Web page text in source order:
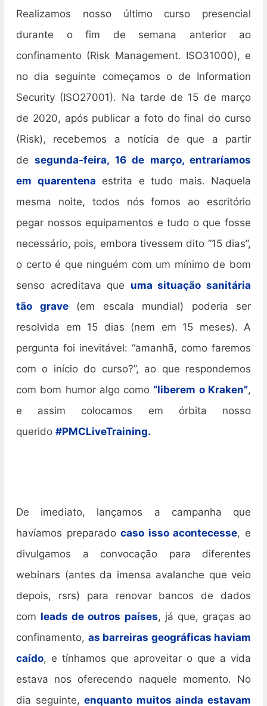
Realizamos nosso último curso presencial
durante o fim de semana anterior ao
confinamento (Risk Management. ISO31000), e
no dia seguinte começamos o de Information
Security (ISO27001). Na tarde de 15 de março
de 2020, após publicar a foto do final do curso
(Risk), recebemos a notícia de que a partir
desegunda-feira, 16 de março, entraríamos
em quarentena estrita e tudo mais. Naquela
mesma noite, todos nós fomos ao escritório
pegar nossos equipamentos e tudo o que fosse
necessário, pois, embora tivessem dito “15 dias”,
o certo é que ninguém com um mínimo de bom
senso acreditava que uma situação sanitária
tão grave(em escala mundial) poderia ser
resolvida em 15 dias (nem em 15 meses). A
pergunta foi inevitável: “amanhã, como faremos
com o início do curso?”, ao que respondemos
com bom humor algo como “liberem o Kraken”,
e assim colocamos em órbita nosso
querido #PMCLiveTraining.
De imediato, lançamos a campanha que
havíamos preparadocaso isso acontecesse, e
divulgamos a convocação para diferentes
webinars (antes da imensa avalanche que veio
depois, rsrs) para renovar bancos de dados
com leads de outros países, já que, graças ao
confinamento, as barreiras geográficas haviam
caído, e tínhamos que aproveitar o que a vida
estava nos oferecendo naquele momento. No
dia seguinte,enquanto muitos ainda estavam